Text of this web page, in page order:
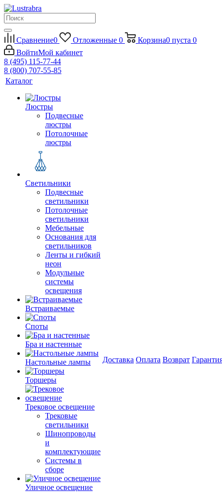
Сравнение0 Отложенные 0 Корзина0 пуста 0
ВойтиМой кабинет
8 (495) 115-77-44
8 (800) 707-55-85
Каталог
Люстры
Подвесные
люстры
Потолочные
люстры
Светильники
Подвесные
светильники
Потолочные
светильники
Мебельные
Основания для
светильников
Ленты и гибкий
неон
Модульные
системы
освещения
Встраиваемые
Споты
Бра и настенные
Настольные лампы
Торшеры
Трековое освещение
Трековые
светильники
Шинопроводы
и
комплектующие
Системы в
сборе
Уличное освещение
Доставка Оплата Возврат